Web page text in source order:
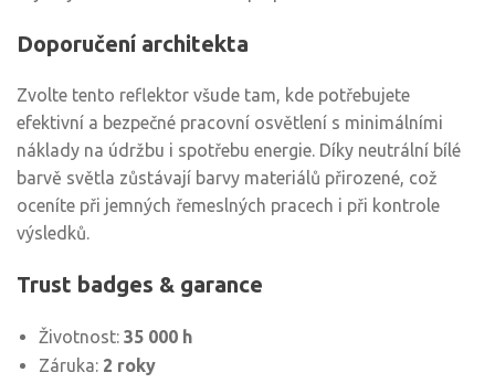
Doporučení architekta
Zvolte tento reflektor všude tam, kde potřebujete
efektivní a bezpečné pracovní osvětlení s minimálními
náklady na údržbu i spotřebu energie. Díky neutrální bílé
barvě světla zůstávají barvy materiálů přirozené, což
oceníte při jemných řemeslných pracech i při kontrole
výsledků.
Trust badges & garance
Životnost: 35 000 h
Záruka: 2 roky